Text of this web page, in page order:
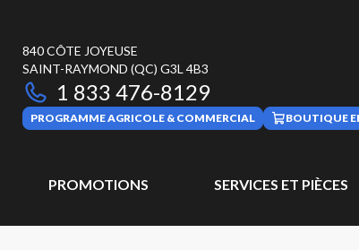
840 CÔTE JOYEUSE
SAINT-RAYMOND (QC) G3L 4B3
1 833 476-8129
PROGRAMME AGRICOLE & COMMERCIAL BOUTIQUE
PROMOTIONS SERVICES ET PIÈCES